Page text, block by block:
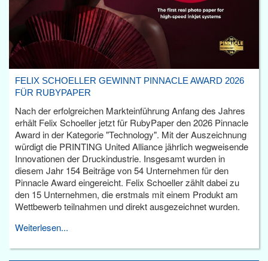
FELIX SCHOELLER GEWINNT PINNACLE AWARD 2026
FÜR RUBYPAPER
Nach der erfolgreichen Markteinführung Anfang des Jahres
erhält Felix Schoeller jetzt für RubyPaper den 2026 Pinnacle
Award in der Kategorie "Technology". Mit der Auszeichnung
würdigt die PRINTING United Alliance jährlich wegweisende
Innovationen der Druckindustrie. Insgesamt wurden in
diesem Jahr 154 Beiträge von 54 Unternehmen für den
Pinnacle Award eingereicht. Felix Schoeller zählt dabei zu
den 15 Unternehmen, die erstmals mit einem Produkt am
Wettbewerb teilnahmen und direkt ausgezeichnet wurden.
Weiterlesen...